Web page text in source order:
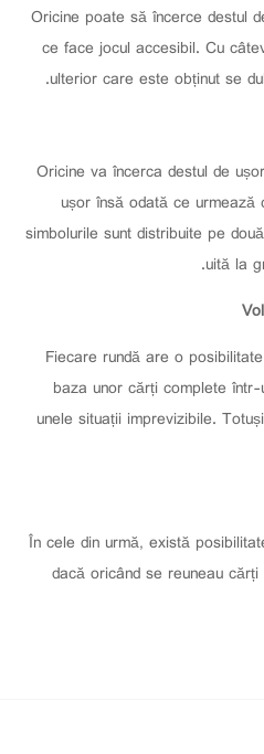
Oricine poate să încerce destul
ce face jocul accesibil. Cu
ulterior care este obținut se
Oricine va încerca destul de
ușor însă odată ce
simbolurile sunt distribuite pe
uită la
Fiecare rundă are o
baza unor cărți complete
unele situații imprevizibile.
În cele din urmă, există
dacă oricând se reuneau